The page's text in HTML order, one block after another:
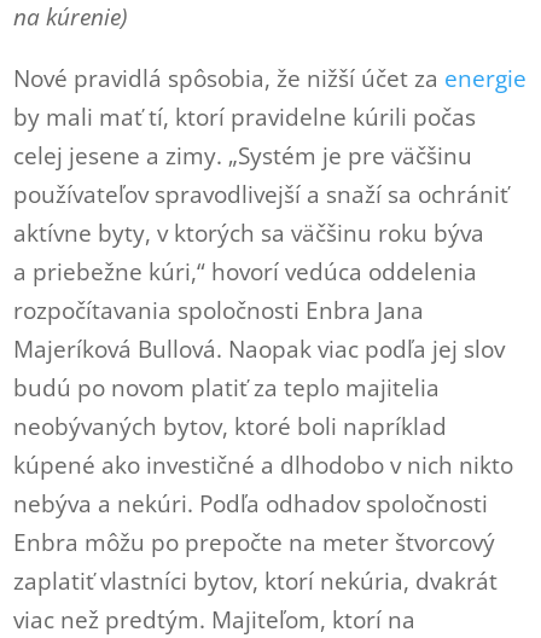
na kúrenie)
Nové pravidlá spôsobia, že nižší účet za energie
by mali mať tí, ktorí pravidelne kúrili počas
celej jesene a zimy. „Systém je pre väčšinu
používateľov spravodlivejší a snaží sa ochrániť
aktívne byty, v ktorých sa väčšinu roku býva
a priebežne kúri,“ hovorí vedúca oddelenia
rozpočítavania spoločnosti Enbra Jana
Majeríková Bullová. Naopak viac podľa jej slov
budú po novom platiť za teplo majitelia
neobývaných bytov, ktoré boli napríklad
kúpené ako investičné a dlhodobo v nich nikto
nebýva a nekúri. Podľa odhadov spoločnosti
Enbra môžu po prepočte na meter štvorcový
zaplatiť vlastníci bytov, ktorí nekúria, dvakrát
viac než predtým. Majiteľom, ktorí na